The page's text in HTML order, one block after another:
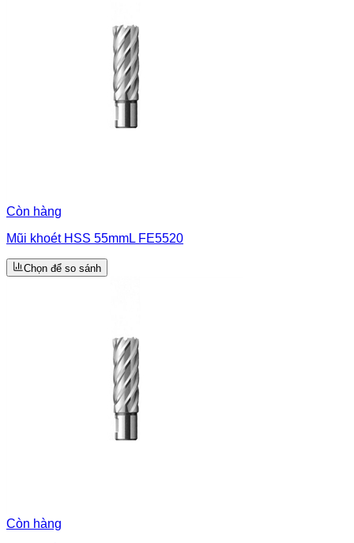
Còn hàng
Mũi khoét HSS 55mmL FE5520
Chọn để so sánh
Còn hàng